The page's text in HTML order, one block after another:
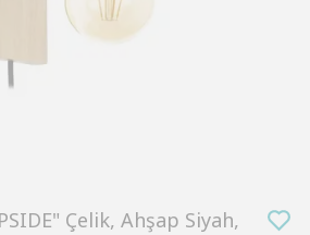
Çelik, Ahşap Siyah,